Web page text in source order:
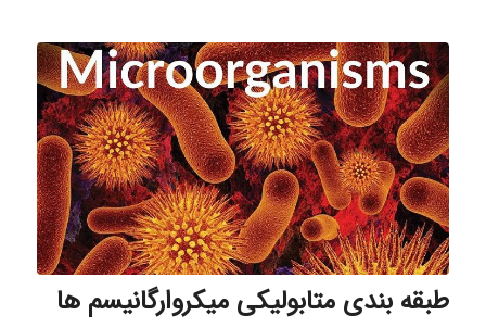
طبقه بندی متابولیکی میکروارگانیسم ها